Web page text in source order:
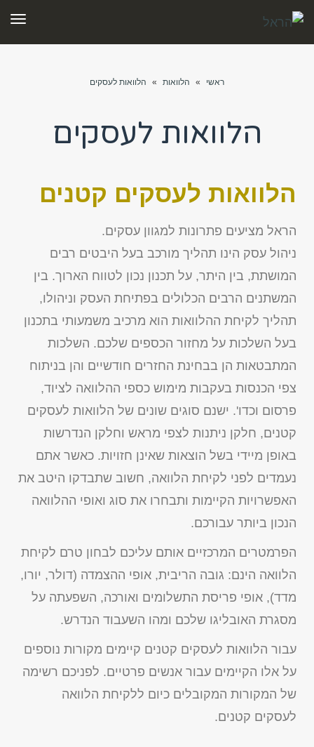
ראשי » הלוואות » הלוואות לעסקים
הלוואות לעסקים
הלוואות לעסקים קטנים
הראל מציעים פתרונות למגוון עסקים.
ניהול עסק הינו תהליך מורכב בעל היבטים רבים
המושתת, בין היתר, על תכנון נכון לטווח הארוך. בין
המשתנים הרבים הכלולים בפתיחת העסק וניהולו,
תהליך לקיחת ההלוואות הוא מרכיב משמעותי בתכנון
בעל השלכות על מחזור הכספים שלכם. השלכות
המתבטאות הן בבחינת החזרים חודשיים והן בניתוח
צפי הכנסות בעקבות מימוש כספי ההלוואה לציוד,
פרסום וכדו'. ישנם סוגים שונים של הלוואות לעסקים
קטנים, חלקן ניתנות לצפי מראש וחלקן הנדרשות
באופן מיידי בשל הוצאות שאינן חזויות. כאשר אתם
נעמדים לפני לקיחת הלוואה, חשוב שתבדקו היטב את
האפשרויות הקיימות ותבחרו את סוג ואופי ההלוואה
הנכון ביותר עבורכם.
הפרמטרים המרכזיים אותם עליכם לבחון טרם לקיחת
הלוואה הינם: גובה הריבית, אופי ההצמדה (דולר, יורו,
מדד), אופי פריסת התשלומים ואורכה, השפעתה על
מסגרת האובליגו שלכם ומהו השעבוד הנדרש.
עבור הלוואות לעסקים קטנים קיימים מקורות נוספים
על אלו הקיימים עבור אנשים פרטיים. לפניכם רשימה
של המקורות המקובלים כיום ללקיחת הלוואה
לעסקים קטנים.